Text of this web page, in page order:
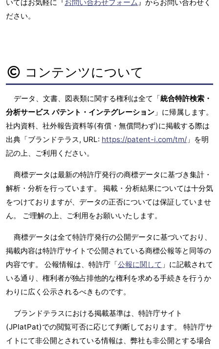
いてはお気軽に『 お問い合わせフォーム』からお問い合わせく
ださい。
コンテンツについて
データ、文書、図表類に関する権利は全て「統合特許検索・
分析サービス パテント・インテグレーション 」に帰属します。
社内資料、社外報告資料等(有償・無償問わず)に掲載する際は
出典「ブランドテラス, URL: https://patent-i.com/tm/ 」を明
記の上、ご利用ください。
商標データは最新の特許庁発行の商標データに基づき集計・
解析・分析を行っています。 掲載・分析結果については十分気
をつけておりますが、データの正否については保証していませ
ん。 ご理解の上、ご利用をお願いいたします。
商標データは全て特許庁発行の公開データに基づいており、
掲載内容は特許庁サイトで公開されている商標公報等と同等の
内容です。 公報情報は、特許庁「公報に関して 」に記載されて
いる通り、権利者が独占排他的な権利を求める手続きを行うか
わりに広く公示されるべきものです。
ブランドテラスにおける掲載基準は、特許庁サイト
(JPlatPat)での閲覧可否に応じて判断しております。 特許庁サ
イトにて非公開とされている情報は、弊社も非公開とする場合